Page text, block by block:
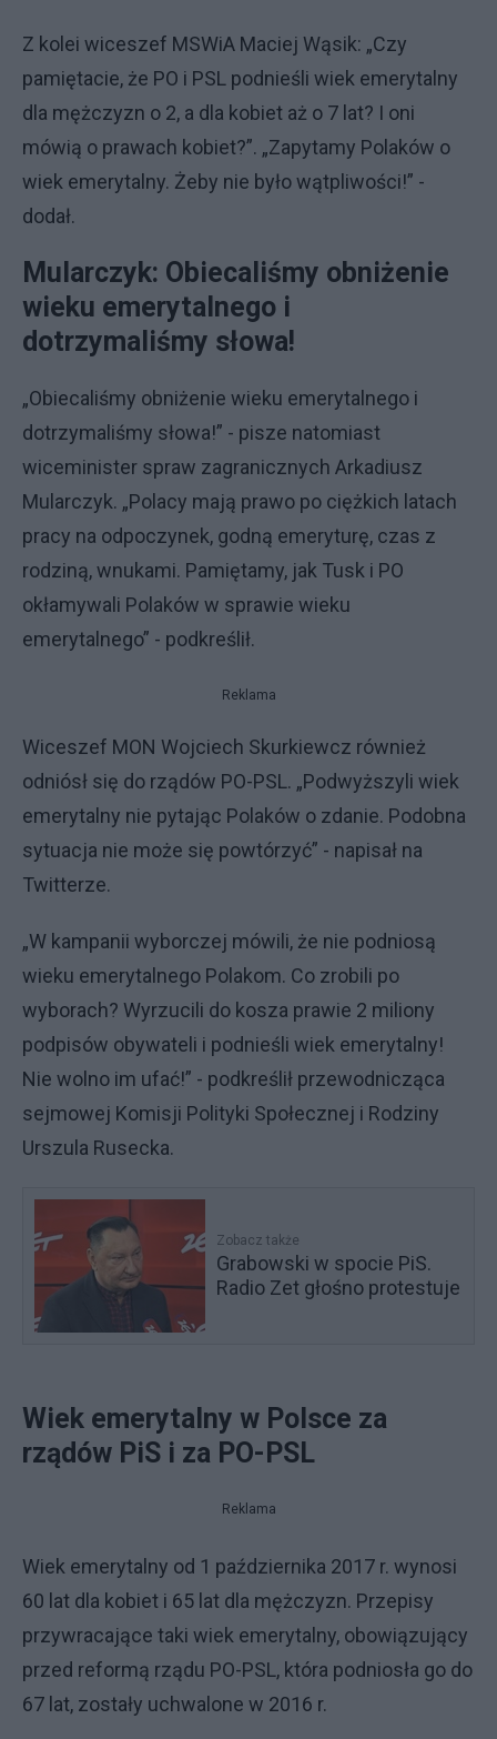
Z kolei wiceszef MSWiA Maciej Wąsik: „Czy
pamiętacie, że PO i PSL podnieśli wiek emerytalny
dla mężczyzn o 2, a dla kobiet aż o 7 lat? I oni
mówią o prawach kobiet?”. „Zapytamy Polaków o
wiek emerytalny. Żeby nie było wątpliwości!” -
dodał.
Mularczyk: Obiecaliśmy obniżenie
wieku emerytalnego i
dotrzymaliśmy słowa!
„Obiecaliśmy obniżenie wieku emerytalnego i
dotrzymaliśmy słowa!” - pisze natomiast
wiceminister spraw zagranicznych Arkadiusz
Mularczyk. „Polacy mają prawo po ciężkich latach
pracy na odpoczynek, godną emeryturę, czas z
rodziną, wnukami. Pamiętamy, jak Tusk i PO
okłamywali Polaków w sprawie wieku
emerytalnego” - podkreślił.
Reklama
Wiceszef MON Wojciech Skurkiewcz również
odniósł się do rządów PO-PSL. „Podwyższyli wiek
emerytalny nie pytając Polaków o zdanie. Podobna
sytuacja nie może się powtórzyć” - napisał na
Twitterze.
„W kampanii wyborczej mówili, że nie podniosą
wieku emerytalnego Polakom. Co zrobili po
wyborach? Wyrzucili do kosza prawie 2 miliony
podpisów obywateli i podnieśli wiek emerytalny!
Nie wolno im ufać!” - podkreślił przewodnicząca
sejmowej Komisji Polityki Społecznej i Rodziny
Urszula Rusecka.
Zobacz także
Grabowski w spocie PiS.
Radio Zet głośno protestuje
Wiek emerytalny w Polsce za
rządów PiS i za PO-PSL
Reklama
Wiek emerytalny od 1 października 2017 r. wynosi
60 lat dla kobiet i 65 lat dla mężczyzn. Przepisy
przywracające taki wiek emerytalny, obowiązujący
przed reformą rządu PO-PSL, która podniosła go do
67 lat, zostały uchwalone w 2016 r.